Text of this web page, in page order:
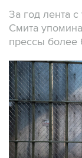
За год лента
Смита
прессы более